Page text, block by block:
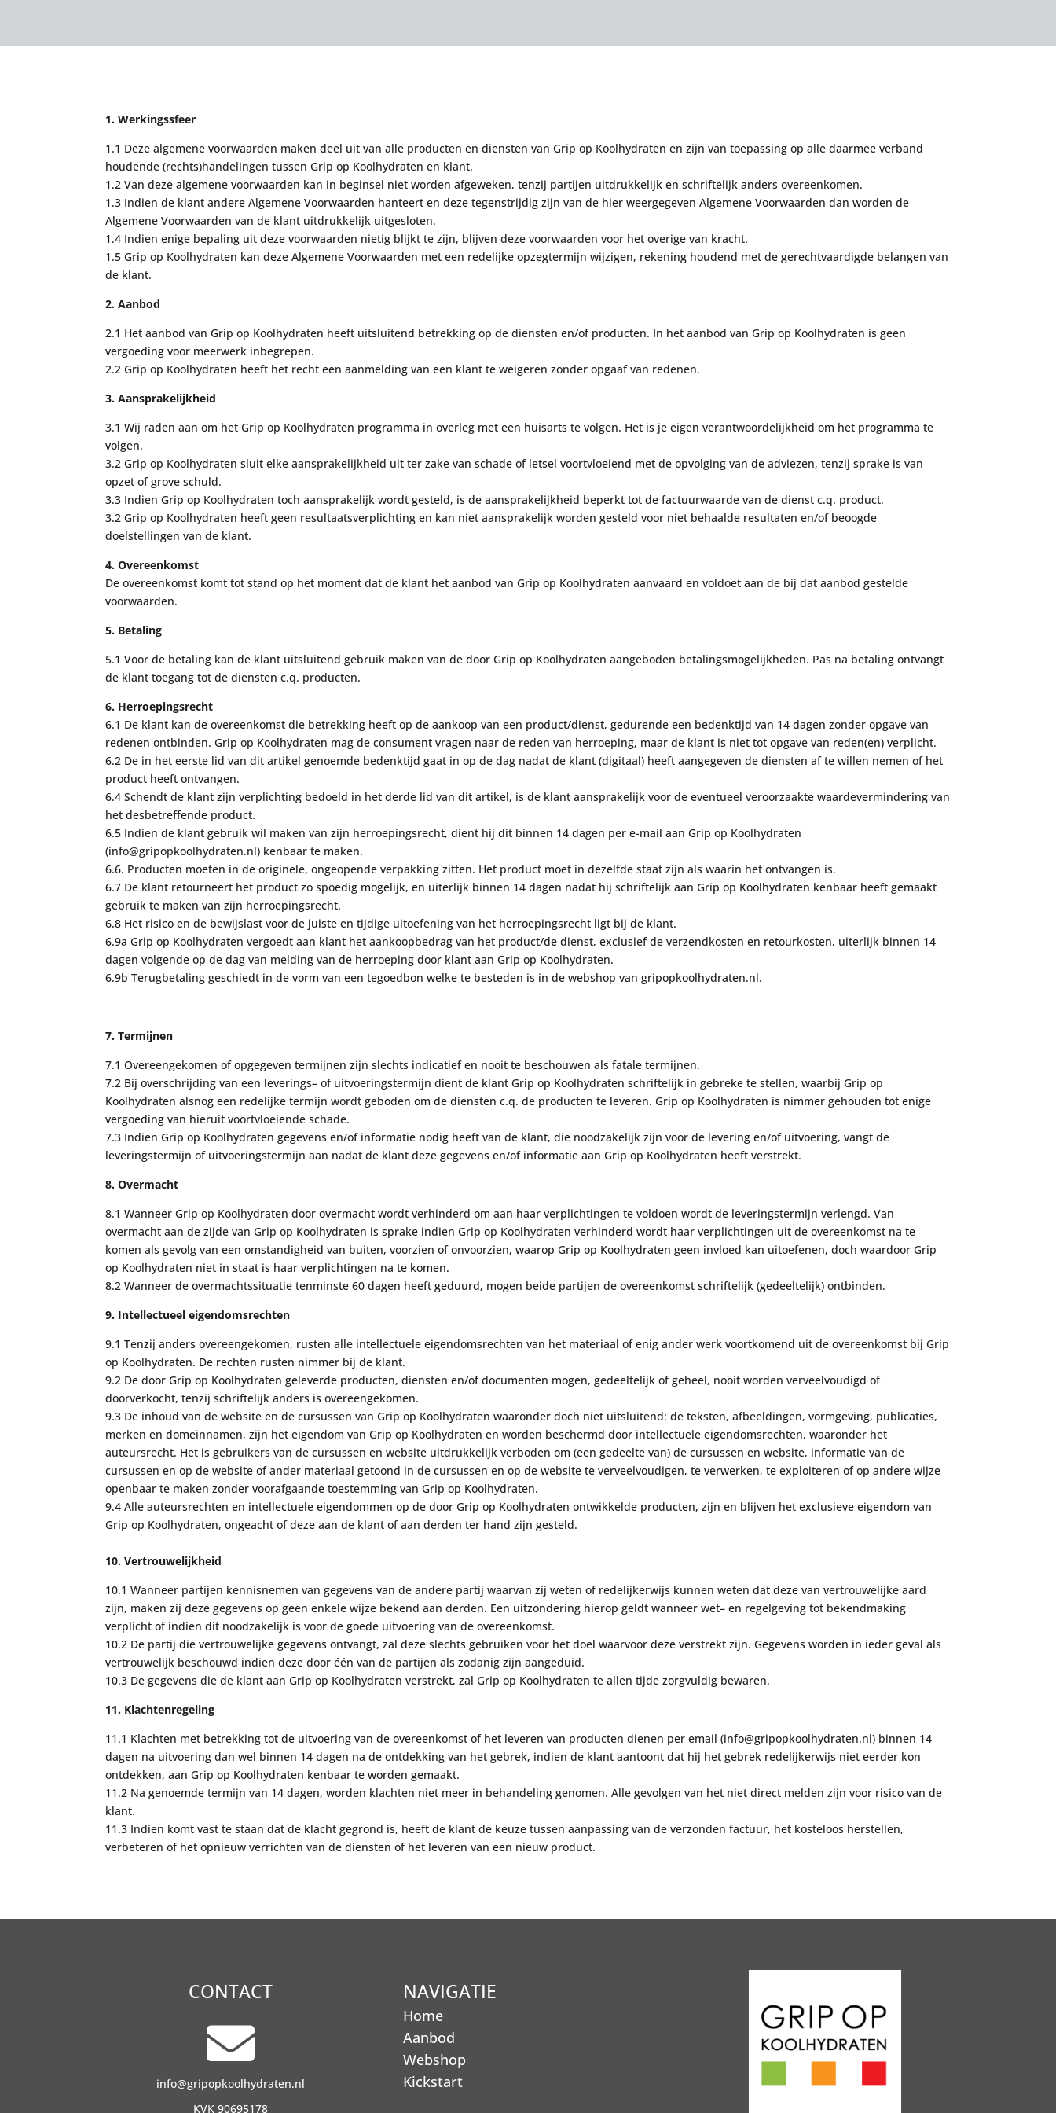
1. Werkingssfeer
1.1 Deze algemene voorwaarden maken deel uit van alle producten en diensten van Grip op Koolhydraten en zijn van toepassing op alle daarmee verband
houdende (rechts)handelingen tussen Grip op Koolhydraten en klant.
1.2 Van deze algemene voorwaarden kan in beginsel niet worden afgeweken, tenzij partijen uitdrukkelijk en schriftelijk anders overeenkomen.
1.3 Indien de klant andere Algemene Voorwaarden hanteert en deze tegenstrijdig zijn van de hier weergegeven Algemene Voorwaarden dan worden de
Algemene Voorwaarden van de klant uitdrukkelijk uitgesloten.
1.4 Indien enige bepaling uit deze voorwaarden nietig blijkt te zijn, blijven deze voorwaarden voor het overige van kracht.
1.5 Grip op Koolhydraten kan deze Algemene Voorwaarden met een redelijke opzegtermijn wijzigen, rekening houdend met de gerechtvaardigde belangen van
de klant.
2. Aanbod
2.1 Het aanbod van Grip op Koolhydraten heeft uitsluitend betrekking op de diensten en/of producten. In het aanbod van Grip op Koolhydraten is geen
vergoedingvoor meerwerk inbegrepen.
2.2Grip op Koolhydraten heeft het recht een aanmelding van een klant te weigeren zonder opgaaf van redenen.
3. Aansprakelijkheid
3.1 Wij raden aan om het Grip op Koolhydraten programma in overleg met een huisarts te volgen. Het is je eigen verantwoordelijkheid om het programma te
volgen.
3.2 Grip op Koolhydraten sluit elke aansprakelijkheid uit ter zake van schade of letsel voortvloeiend met de opvolging van de adviezen, tenzij sprake is van
opzet of grove schuld.
3.3 Indien Grip op Koolhydraten toch aansprakelijk wordt gesteld, is de aansprakelijkheid beperkt tot de factuurwaarde van de dienst c.q. product.
3.2Grip op Koolhydraten heeft geen resultaatsverplichting en kan nietaansprakelijk worden gesteld voor niet behaalde resultaten en/of beoogde
doelstellingen van de klant.
4. Overeenkomst
De overeenkomst komt tot stand op het moment dat de klant het aanbod vanGrip op Koolhydraten aanvaard en voldoet aan de bij dat aanbod gestelde
voorwaarden.
5. Betaling
5.1 Voor de betaling kan de klant uitsluitend gebruik maken van de doorGrip op Koolhydraten aangeboden betalingsmogelijkheden. Pas na betaling ontvangt
de klant toegang tot de diensten c.q. producten.
6. Herroepingsrecht
6.1 De klant kan de overeenkomst die betrekking heeftop de aankoop van een product/dienst, gedurende een bedenktijd van 14 dagen zonder opgave van
redenen ontbinden. Grip op Koolhydraten mag de consument vragen naar de reden van herroeping, maar de klant is niet tot opgave van reden(en) verplicht.
6.2 De in het eerste lid van dit artikel genoemde bedenktijd gaat in op de dag nadat de klant(digitaal) heeft aangegeven de diensten af te willen nemen of het
product heeft ontvangen.
6.4 Schendt de klant zijn verplichting bedoeld in het derde lid van dit artikel, is de klant aansprakelijk voor de eventueel veroorzaakte waardevermindering van
het desbetreffende product.
6.5 Indien de klant gebruik wil maken van zijn herroepingsrecht, dient hij dit binnen 14 dagen per e-mail aan Grip op Koolhydraten
(info@gripopkoolhydraten.nl) kenbaar te maken.
6.6. Producten moeten in de originele, ongeopende verpakking zitten. Het product moet in dezelfde staat zijn als waarin het ontvangen is.
6.7 De klant retourneert het product zo spoedig mogelijk, en uiterlijk binnen 14 dagen nadat hij schriftelijk aan Grip op Koolhydraten kenbaar heeft gemaakt
gebruik te maken van zijn herroepingsrecht.
6.8 Het risico en de bewijslast voor de juiste en tijdige uitoefening van het herroepingsrecht ligt bij de klant.
6.9a Grip op Koolhydraten vergoedt aan klant het aankoopbedrag van het product/de dienst, exclusief de verzendkosten en retourkosten, uiterlijk binnen 14
dagen volgende op de dag van melding van de herroeping door klant aan Grip op Koolhydraten.
6.9b Terugbetaling geschiedt in de vorm van een tegoedbon welke te besteden is in de webshop van gripopkoolhydraten.nl.
7. Termijnen
7.1 Overeengekomen of opgegeven termijnen zijn slechts indicatief en nooit te beschouwen alsfatale termijnen.
7.2 Bij overschrijding van een leverings– of uitvoeringstermijn dient de klant Grip op Koolhydraten schriftelijk ingebreke te stellen, waarbij Grip op
Koolhydraten alsnog een redelijke termijn wordt geboden om de diensten c.q.de producten te leveren. Grip op Koolhydraten is nimmer gehouden tot enige
vergoeding van hieruit voortvloeiende schade.
7.3 Indien Grip op Koolhydraten gegevens en/of informatie nodig heeft van de klant, die noodzakelijk zijn voorde levering en/of uitvoering, vangt de
leveringstermijn of uitvoeringstermijn aan nadat de klant dezegegevens en/of informatie aan Grip op Koolhydraten heeft verstrekt.
8. Overmacht
8.1 Wanneer Grip op Koolhydraten door overmacht wordt verhinderd om aan haar verplichtingen te voldoen wordt de leveringstermijn verlengd. Van
overmacht aan de zijde van Grip op Koolhydraten is sprake indien Grip op Koolhydraten verhinderd wordt haar verplichtingen uit de overeenkomst na te
komen als gevolg van een omstandigheid van buiten, voorzien of onvoorzien, waarop Grip op Koolhydraten geen invloed kan uitoefenen, doch waardoor Grip
op Koolhydraten niet in staat is haar verplichtingen na te komen.
8.2 Wanneer de overmachtssituatie tenminste 60 dagen heeft geduurd, mogen beide partijen de overeenkomst schriftelijk (gedeeltelijk) ontbinden.
9. Intellectueel eigendomsrechten
9.1 Tenzij anders overeengekomen, rusten alle intellectuele eigendomsrechten van het materiaal of enig ander werk voortkomend uit de overeenkomst bij Grip
op Koolhydraten. De rechten rusten nimmer bij de klant.
9.2 De door Grip op Koolhydraten geleverde producten, diensten en/of documenten mogen, gedeeltelijk ofgeheel, nooit worden verveelvoudigd of
doorverkocht, tenzij schriftelijk anders is overeengekomen.
9.3 De inhoud van de website en de cursussen van Grip op Koolhydraten waaronder doch niet uitsluitend: de teksten,afbeeldingen, vormgeving, publicaties,
merken en domeinnamen, zijn het eigendom van Grip op Koolhydraten enworden beschermd door intellectuele eigendomsrechten, waaronder het
auteursrecht. Het isgebruikers van de cursussen en website uitdrukkelijk verboden om (een gedeelte van) de cursussen en website, informatie van de
cursussen en opde website of ander materiaal getoond in de cursussen en op de website te verveelvoudigen, te verwerken, teexploiteren of op andere wijze
openbaar te maken zonder voorafgaande toestemming vanGrip op Koolhydraten.
9.4 Alle auteursrechten en intellectuele eigendommen op de door Grip op Koolhydraten ontwikkelde producten, zijn en blijven het exclusieve eigendom van
Grip op Koolhydraten, ongeacht of deze aan de klant of aan derden ter hand zijn gesteld.
10. Vertrouwelijkheid
10.1 Wanneer partijen kennisnemen van gegevens van de andere partij waarvan zij weten of redelijkerwijs kunnen weten dat deze van vertrouwelijke aard
zijn, maken zij deze gegevens op geen enkele wijze bekend aan derden. Een uitzondering hierop geldt wanneer wet– en regelgeving tot bekendmaking
verplicht of indien dit noodzakelijk is voor de goede uitvoering van de overeenkomst.
10.2 De partij die vertrouwelijke gegevens ontvangt, zal deze slechts gebruiken voor het doelwaarvoor deze verstrekt zijn. Gegevens worden in ieder geval als
vertrouwelijk beschouwd indiendeze door één van de partijen als zodanig zijn aangeduid.
10.3 De gegevens die de klant aan Grip op Koolhydraten verstrekt, zal Grip op Koolhydraten te allen tijde zorgvuldig bewaren.
11. Klachtenregeling
11.1 Klachten met betrekking tot de uitvoering van de overeenkomst of het leveren van productendienen per email (info@gripopkoolhydraten.nl) binnen 14
dagen na uitvoering dan wel binnen 14 dagen na de ontdekking van hetgebrek, indien de klant aantoont dat hij het gebrek redelijkerwijs niet eerder kon
ontdekken, aan Grip op Koolhydraten kenbaar te worden gemaakt.
11.2 Na genoemde termijn van 14 dagen, worden klachten niet meer in behandeling genomen. Allegevolgen van het niet direct melden zijn voor risico van de
klant.
11.3 Indien komt vast te staan dat de klacht gegrond is, heeft de klant de keuze tussen aanpassingvan de verzonden factuur, het kosteloos herstellen,
verbeteren of het opnieuw verrichten van dediensten of het leveren van een nieuw product.
CONTACT

info@gripopkoolhydraten.nl
KVK 90695178
NAVIGATIE
Home
Aanbod
Webshop
Kickstart